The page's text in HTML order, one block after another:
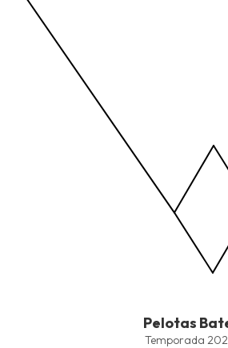
The chart has 1 Y axis displaying
Pelotas
Temporada